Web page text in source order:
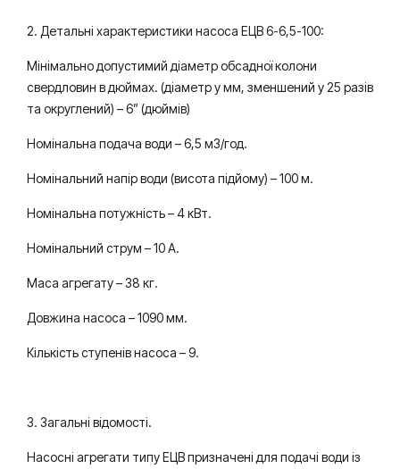
2. Детальні характеристики насоса ЕЦВ 6-6,5-100:
Мінімально допустимий діаметр обсадної колони
свердловин в дюймах. (діаметр у мм, зменшений у 25 разів
та округлений) – 6” (дюймів)
Номінальна подача води – 6,5 м3/год.
Номінальний напір води (висота підйому) – 100 м.
Номінальна потужність – 4 кВт.
Номінальний струм – 10 А.
Маса агрегату – 38 кг.
Довжина насоса – 1090 мм.
Кількість ступенів насоса – 9.
3. Загальні відомості.
Насосні агрегати типу ЕЦВ призначені для подачі води із